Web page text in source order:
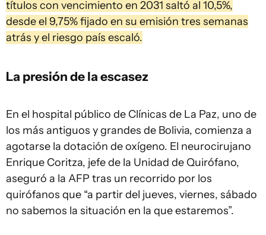
títulos con vencimiento en 2031 saltó al 10,5%,
desde el 9,75% fijado en su emisión tres semanas
atrás y el riesgo país escaló.
La presión de la escasez
En el hospital público de Clínicas de La Paz, uno de
los más antiguos y grandes de Bolivia, comienza a
agotarse la dotación de oxígeno. El neurocirujano
Enrique Coritza, jefe de la Unidad de Quirófano,
aseguró a la AFP tras un recorrido por los
quirófanos que “a partir del jueves, viernes, sábado
no sabemos la situación en la que estaremos”.